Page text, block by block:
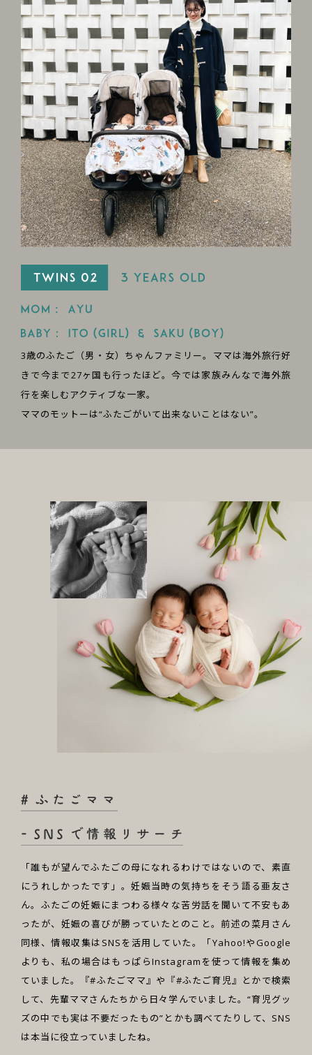
3歳のふたご（男・女）ちゃんファミリー。ママは海外旅行好
きで今まで27ヶ国も行ったほど。今では家族みんなで海外旅
行を楽しむアクティブな一家。
ママのモットーは“ふたごがいて出来ないことはない”。
「誰もが望んでふたごの母になれるわけではないので、素直
にうれしかったです」。妊娠当時の気持ちをそう語る亜友さ
ん。ふたごの妊娠にまつわる様々な苦労話を聞いて不安もあ
ったが、妊娠の喜びが勝っていたとのこと。前述の菜月さん
同様、情報収集はSNSを活用していた。「Yahoo!やGoogle
よりも、私の場合はもっぱらInstagramを使って情報を集め
ていました。『#ふたごママ』や『#ふたご育児』とかで検索
して、先輩ママさんたちから日々学んでいました。“育児グッ
ズの中でも実は不要だったもの”とかも調べてたりして、SNS
は本当に役立っていましたね。